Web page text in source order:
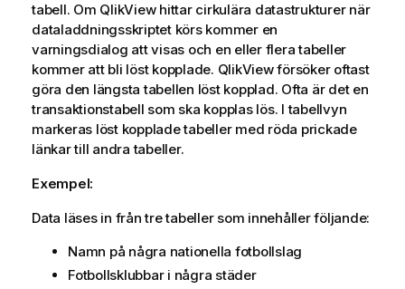
tabell. Om QlikViewhittar cirkulära datastrukturer när
dataladdningsskriptet körs kommer en
varningsdialog att visas och en eller flera tabeller
kommer att bli löst kopplade. QlikViewförsöker oftast
göra den längsta tabellen löst kopplad. Ofta är det en
transaktionstabell som ska kopplas lös. I tabellvyn
markeras löst kopplade tabeller med röda prickade
länkar till andra tabeller.
Exempel:
Data läses in från tre tabeller som innehåller följande:
Namn på några nationella fotbollslag
Fotbollsklubbar i några städer